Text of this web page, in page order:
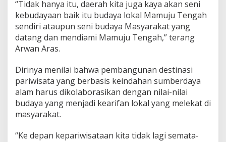
“Tidak hanya itu, daerah kita juga kaya akan seni
kebudayaan baik itu budaya lokal Mamuju Tengah
sendiri ataupun seni budaya Masyarakat yang
datang dan mendiami Mamuju Tengah,” terang
Arwan Aras.
Dirinya menilai bahwa pembangunan destinasi
pariwisata yang berbasis keindahan sumberdaya
alam harus dikolaborasikan dengan nilai-nilai
budaya yang menjadi kearifan lokal yang melekat di
masyarakat.
“Ke depan kepariwisataan kita tidak lagi semata-